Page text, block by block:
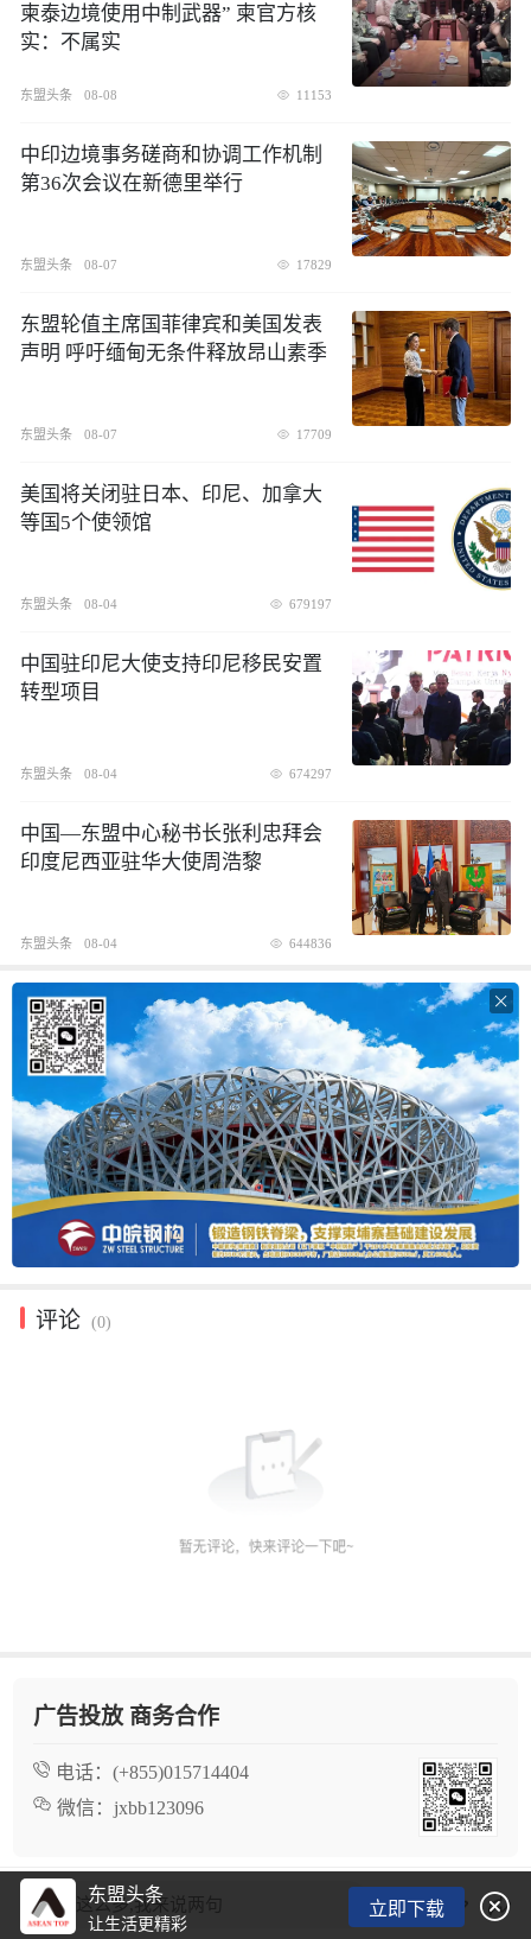
柬泰边境使用中制武器” 柬官方核
实：不属实
东盟头条 08-08 11153
中印边境事务磋商和协调工作机制
第36次会议在新德里举行
东盟头条 08-07 17829
东盟轮值主席国菲律宾和美国发表
声明 呼吁缅甸无条件释放昂山素季
东盟头条 08-07 17709
美国将关闭驻日本、印尼、加拿大
等国5个使领馆
东盟头条 08-04 679197
中国驻印尼大使支持印尼移民安置
转型项目
东盟头条 08-04 674297
中国—东盟中心秘书长张利忠拜会
印度尼西亚驻华大使周浩黎
东盟头条 08-04 644836

评论 (0)
广告投放 商务合作
电话： (+855)015714404
微信： jxbb123096
看了这么多,我来说两句
东盟头条
让生活更精彩
立即下载 